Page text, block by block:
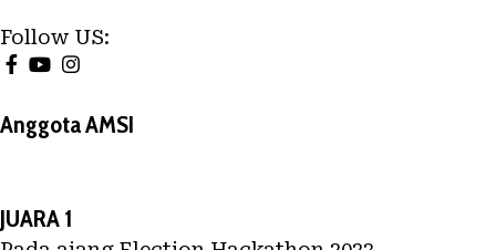
Follow US:
Anggota AMSI
JUARA 1